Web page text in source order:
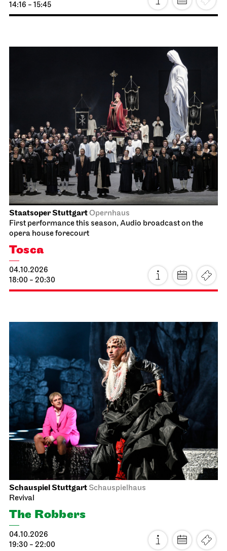
14:16 - 15:45
Staatsoper StuttgartOpernhaus
First performance this season, Audio broadcast on the
opera house forecourt
Tosca
04.10.2026
18:00 - 20:30
Schauspiel Stuttgart Schauspielhaus
Revival
The Robbers
04.10.2026
19:30 - 22:00